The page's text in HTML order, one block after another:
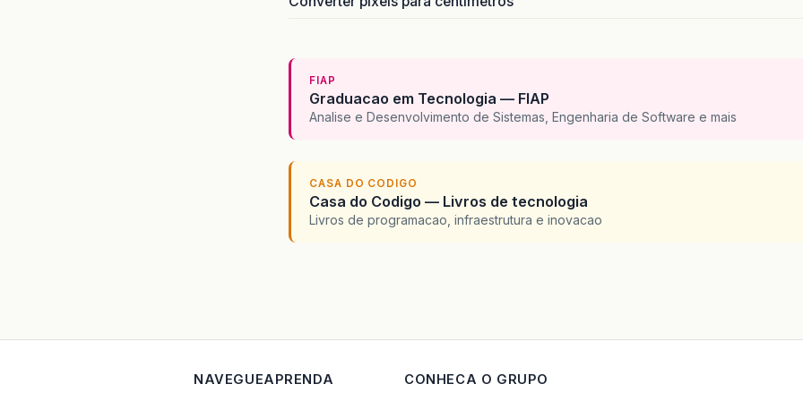
FIAP
Graduacao em Tecnologia — FIAP
Analise e Desenvolvimento de Sistemas, Engenharia de Software e mais
CASA DO CODIGO
Casa do Codigo — Livros de tecnologia
Livros de programacao, infraestrutura e inovacao
NAVEGUEAPRENDA CONHECA O GRUPO